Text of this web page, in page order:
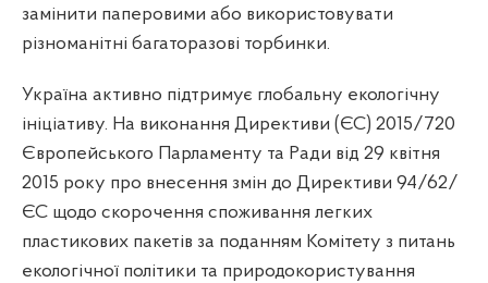
замінити паперовими або використовувати
різноманітні багаторазові торбинки.
Україна активно підтримує глобальну екологічну
ініціативу. На виконання Директиви (ЄС) 2015/720
Європейського Парламенту та Ради від 29 квітня
2015 року про внесення змін до Директиви 94/62/
ЄС щодо скорочення споживання легких
пластикових пакетів за поданням Комітету з питань
екологічної політики та природокористування